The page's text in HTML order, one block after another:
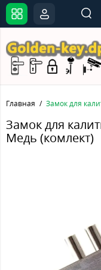
Главная Замок для
Замок для
Медь (комлект)